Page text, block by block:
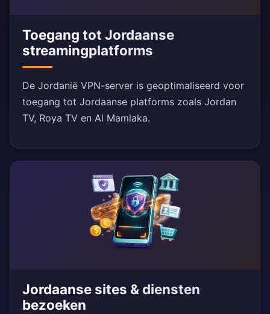
Toegang tot Jordaanse
streamingplatforms
De Jordanië VPN-server is geoptimaliseerd voor
toegang tot Jordaanse platforms zoals Jordan
TV, Roya TV en Al Mamlaka.
Jordaanse sites & diensten
bezoeken